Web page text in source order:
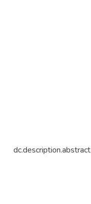
dc.description.abstract